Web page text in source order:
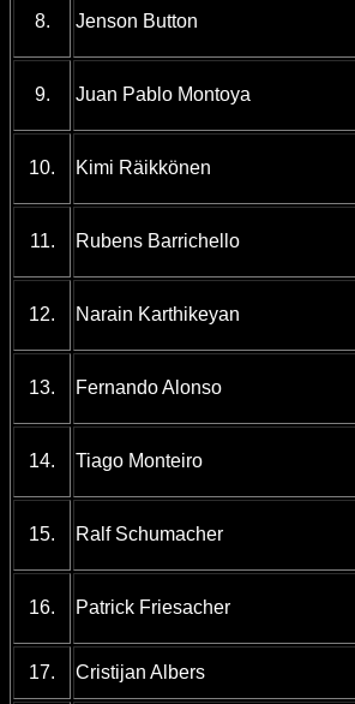
8. Jenson Button
9. Juan Pablo Montoya
10. Kimi Räikkönen
11. Rubens Barrichello
12. Narain Karthikeyan
13. Fernando Alonso
14. Tiago Monteiro
15. Ralf Schumacher
16. Patrick Friesacher
17. Cristijan Albers